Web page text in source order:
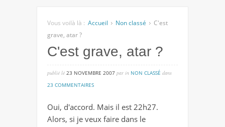
Vous voilà là : Accueil Non classé
C'est
grave, atar ?
C'est grave, atar ?
publié lé 23 NOVEMBRE 2007 par in NON CLASSÉ dans
23 COMMENTAIRESsur
grave,
atar
Oui, d'accord. Mais il est 22h27.
Alors, si je veux faire dans le